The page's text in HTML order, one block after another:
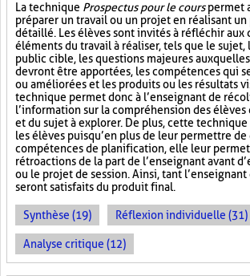
La technique Prospectus pour le courspermet
préparer un travail ou un projet en réalisant
détaillé. Les élèves sont invités à réfléchir aux
éléments du travail à réaliser, tels que le sujet,
public cible, les questions majeures
devront être apportées, les compétences qui
ou améliorées et les produits ou les résultats
technique permet donc à l’enseignant de
l’information sur la compréhension des
et du sujet à explorer. De plus, cette
les élèves puisqu’en plus de leur permettre
compétences de planification, elle leur
rétroactions de la part de l’enseignant avant
ou le projet de session. Ainsi, tant
seront satisfaits du produit final.
Synthèse (19) Réflexion individuelle (31)
Analyse critique (12)